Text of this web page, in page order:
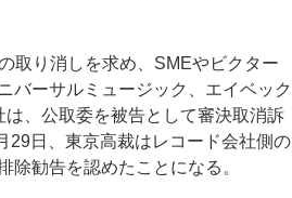
り消しを求め、SMEやビクター
バーサルミュージック、エイベック
、公取委を被告として審決取消訴
29日、東京高裁はレコード会社側の
除勧告を認めたことになる。